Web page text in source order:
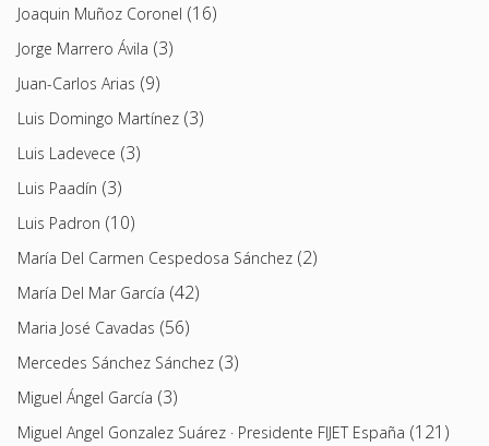
Joaquin Muñoz Coronel (16)
Jorge Marrero Ávila (3)
Juan-Carlos Arias (9)
Luis Domingo Martínez (3)
Luis Ladevece (3)
Luis Paadín (3)
Luis Padron (10)
María Del Carmen Cespedosa Sánchez (2)
María Del Mar García (42)
Maria José Cavadas (56)
Mercedes Sánchez Sánchez (3)
Miguel Ángel García (3)
Miguel Angel Gonzalez Suárez · Presidente FIJET España (121)